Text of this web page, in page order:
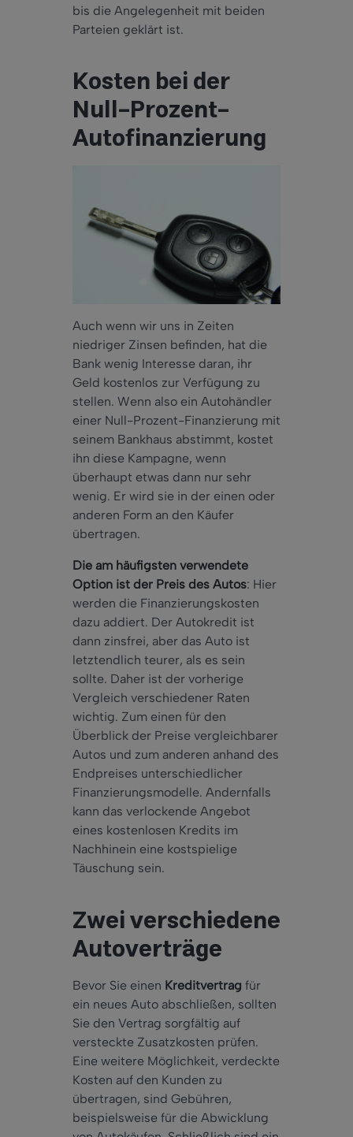
bis die Angelegenheit mit beiden
Parteien geklärt ist.
Kosten bei der
Null-Prozent-
Autofinanzierung
Auch wenn wir uns in Zeiten
niedriger Zinsen befinden, hat die
Bank wenig Interesse daran, ihr
Geld kostenlos zur Verfügung zu
stellen. Wenn also ein Autohändler
einer Null-Prozent-Finanzierung mit
seinem Bankhaus abstimmt, kostet
ihn diese Kampagne, wenn
überhaupt etwas dann nur sehr
wenig. Er wird sie in der einen oder
anderen Form an den Käufer
übertragen.
Die am häufigsten verwendete
Option ist der Preis des Autos: Hier
werden die Finanzierungskosten
dazu addiert. Der Autokredit ist
dann zinsfrei, aber das Auto ist
letztendlich teurer, als es sein
sollte. Daher ist der vorherige
Vergleich verschiedener Raten
wichtig. Zum einen für den
Überblick der Preise vergleichbarer
Autos und zum anderen anhand des
Endpreises unterschiedlicher
Finanzierungsmodelle. Andernfalls
kann das verlockende Angebot
eines kostenlosen Kredits im
Nachhinein eine kostspielige
Täuschung sein.
Zwei verschiedene
Autoverträge
Bevor Sie einen Kreditvertrag für
ein neues Auto abschließen, sollten
Sie den Vertrag sorgfältig auf
versteckte Zusatzkosten prüfen.
Eine weitere Möglichkeit, verdeckte
Kosten auf den Kunden zu
übertragen, sind Gebühren,
beispielsweise für die Abwicklung